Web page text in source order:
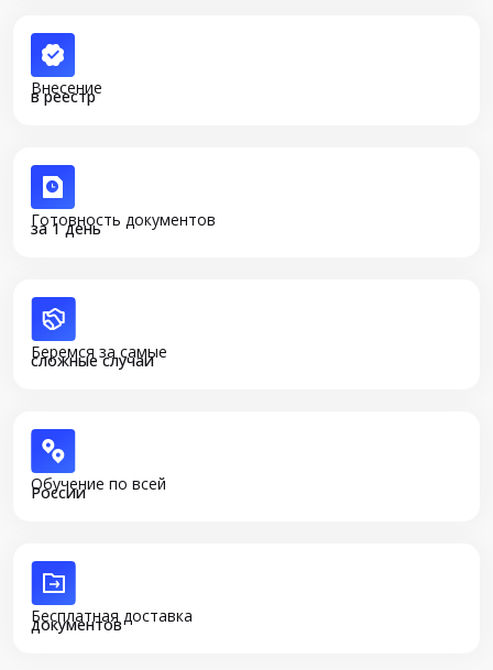
Внесение
в реестр
Готовность документов
за 1 день
Беремся за самые
сложные случаи
Обучение по всей
России
Бесплатная доставка
документов